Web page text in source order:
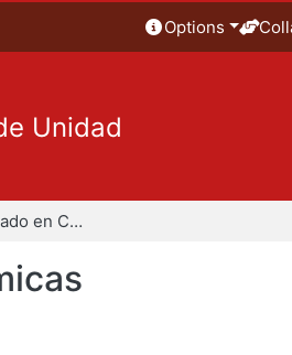
Options
Unidad
Maestría y Doctorado en Ciencias Económicas